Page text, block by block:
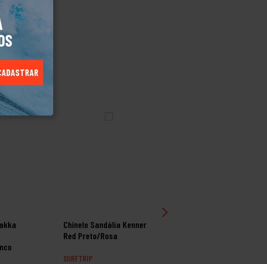
Chinelo Sandália Kenner
Red Preto/Rosa
SURFTRIP